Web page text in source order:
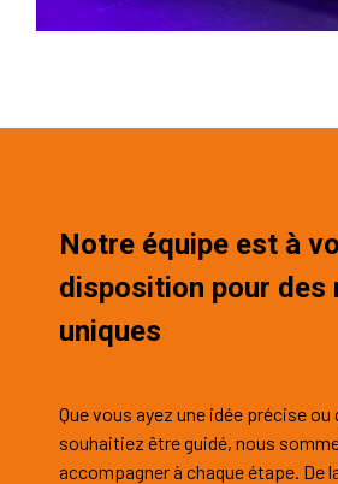
Notre équipe est à
disposition pour des
uniques
Que vous ayez une idée précise ou
souhaitiez être guidé, nous
accompagner à chaque étape. De